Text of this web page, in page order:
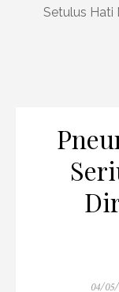
Setulus Hati
Posted
04/